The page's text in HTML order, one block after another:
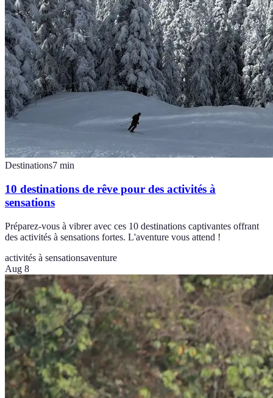
Destinations7 min
10 destinations de rêve pour des activités à
sensations
Préparez-vous à vibrer avec ces 10 destinations captivantes offrant
des activités à sensations fortes. L'aventure vous attend !
activités à sensationsaventure
Aug 8